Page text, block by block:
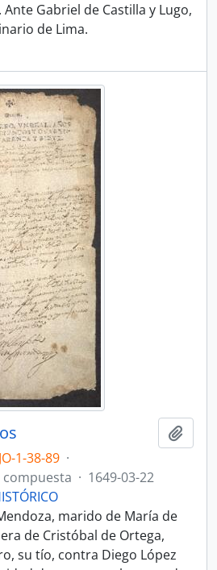
Gabriel de Castilla y Lugo,
de Lima.
1-38-89 ·
· 1649-03-22
marido de María de
de Cristóbal de Ortega,
su tío, contra Diego López